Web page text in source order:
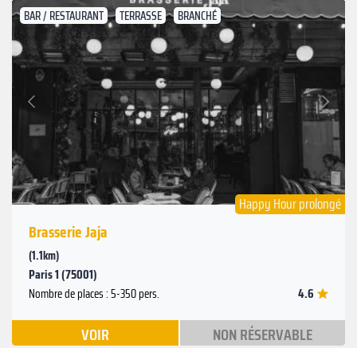
BAR / RESTAURANT TERRASSE BRANCHÉ
Précédent
Suivant
Happy Hour prolongé
Brasserie Jaja
(1.1km)
Paris 1 (75001)
Nombre de places : 5-350 pers. 4.6
VOIR NON RÉSERVABLE